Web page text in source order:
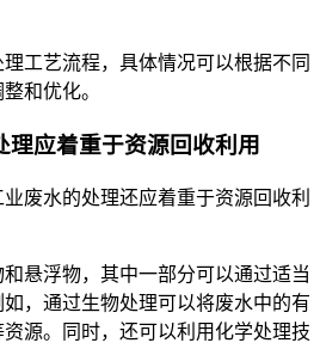
工艺流程，具体情况可以根据不同
和优化。
理应着重于资源回收利用
废水的处理还应着重于资源回收利
悬浮物，其中一部分可以通过适当
，通过生物处理可以将废水中的有
源。同时，还可以利用化学处理技